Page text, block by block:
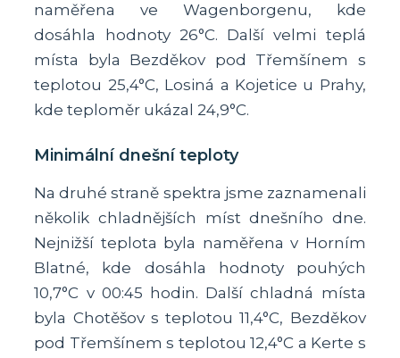
naměřena ve Wagenborgenu, kde
dosáhla hodnoty 26°C. Další velmi teplá
místa byla Bezděkov pod Třemšínem s
teplotou 25,4°C, Losiná a Kojetice u Prahy,
kde teploměr ukázal 24,9°C.
Minimální dnešní teploty
Na druhé straně spektra jsme zaznamenali
několik chladnějších míst dnešního dne.
Nejnižší teplota byla naměřena v Horním
Blatné, kde dosáhla hodnoty pouhých
10,7°C v 00:45 hodin. Další chladná místa
byla Chotěšov s teplotou 11,4°C, Bezděkov
pod Třemšínem s teplotou 12,4°C a Kerte s